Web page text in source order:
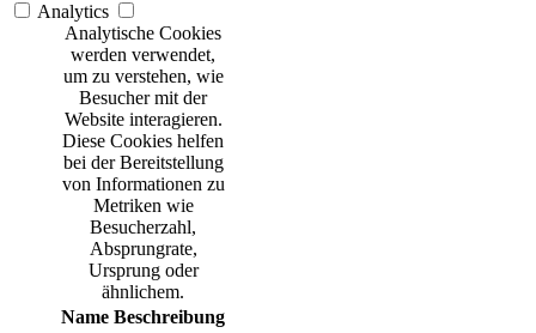
Analytics
Analytische Cookies
werden verwendet,
um zu verstehen, wie
Besucher mit der
Website interagieren.
Diese Cookies helfen
bei der Bereitstellung
von Informationen zu
Metriken wie
Besucherzahl,
Absprungrate,
Ursprung oder
ähnlichem.
Name Beschreibung